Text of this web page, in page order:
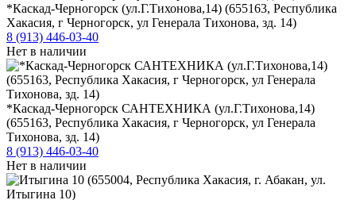
*Каскад-Черногорск (ул.Г.Тихонова,14) (655163, Республика
Хакасия, г Черногорск, ул Генерала Тихонова, зд. 14)
8 (913) 446-03-40
Нет в наличии
*Каскад-Черногорск САНТЕХНИКА (ул.Г.Тихонова,14)
(655163, Республика Хакасия, г Черногорск, ул Генерала
Тихонова, зд. 14)
8 (913) 446-03-40
Нет в наличии